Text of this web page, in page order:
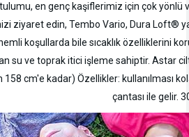
en genç kaşiflerimiz için çok yönlü
ziyaret edin, Tembo Vario, Dura Loft®
nemli koşullarda bile sıcaklık özelliklerini
su ve toprak itici işleme sahiptir. Astar
cm'e kadar) Özellikler: kullanılması
çantası ile gelir.